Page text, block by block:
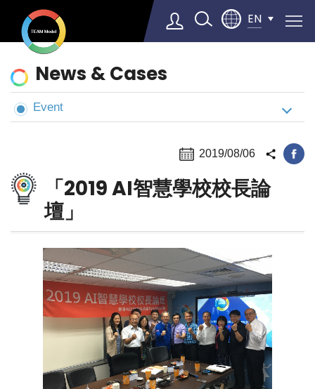
EN
▼
News
&
Cases
News & Cases
Event
2019/08/06
「2019 AI智慧學校校長論
壇」